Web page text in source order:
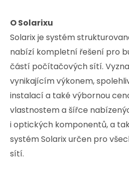
O Solarixu
Solarix je systém
nabízí kompletní řešení pro
částí počítačových sítí.
vynikajícím výkonem,
instalací a také výbornou
vlastnostem a šířce
i optických komponentů, a
systém Solarix určen pro
sítí.